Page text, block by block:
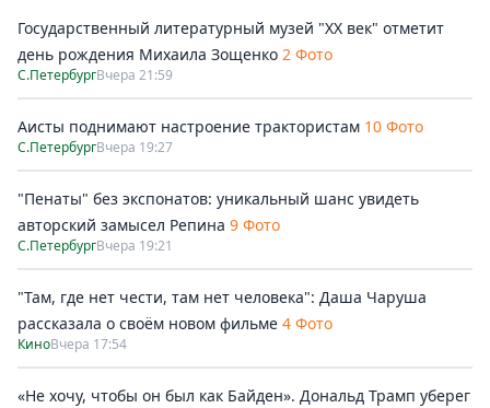
Государственный литературный музей "ХХ век" отметит
день рождения Михаила Зощенко 2 Фото
С.ПетербургВчера 21:59
Аисты поднимают настроение трактористам 10 Фото
С.ПетербургВчера 19:27
"Пенаты" без экспонатов: уникальный шанс увидеть
авторский замысел Репина 9 Фото
С.ПетербургВчера 19:21
"Там, где нет чести, там нет человека": Даша Чаруша
рассказала о своём новом фильме 4 Фото
КиноВчера 17:54
«Не хочу, чтобы он был как Байден». Дональд Трамп уберег